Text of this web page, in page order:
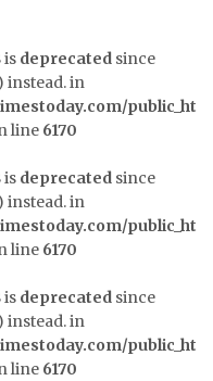
is deprecated since
instead. in
public_ht
line 6170
is deprecated since
instead. in
public_ht
line 6170
is deprecated since
instead. in
public_ht
line 6170